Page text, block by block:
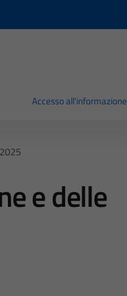
Accesso all'informazione
e delle